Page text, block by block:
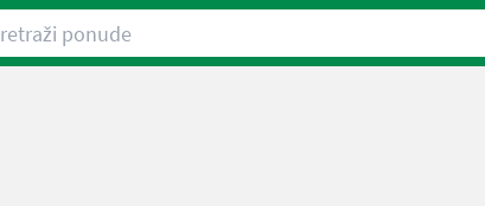
ponude